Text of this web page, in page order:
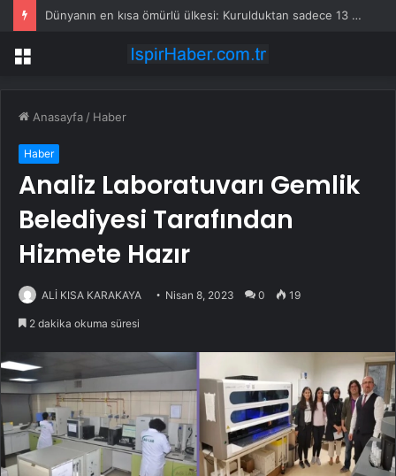
Dünyanın en kısa ömürlü ülkesi: Kurulduktan sadece 13 saat sonra tarihe karıştı
Menü
Anasayfa / Haber
Haber
Analiz Laboratuvarı Gemlik
Belediyesi Tarafından
Hizmete Hazır
ALİ KISA KARAKAYA Nisan 8, 2023 0 19
2 dakika okuma süresi